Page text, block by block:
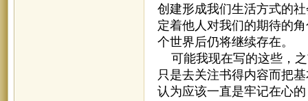
创建形成我们生活方式的
定着他人对我们的期待的
个世界后仍将继续存在。
可能我现在写的这些，之
只是去关注书得内容而把
认为应该一直是牢记在心